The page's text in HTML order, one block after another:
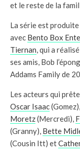
et le reste de la
La série est
avec Bento Box
Tiernan, qui a
ses amis, Bob
Addams Family de
Les acteurs qui
Oscar Isaac(Gomez),
Moretz(Mercredi),
(Granny), Bette
(Cousin Itt) et